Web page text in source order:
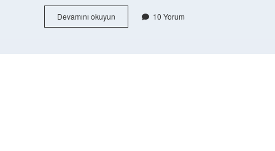
Devamını okuyunKaynamayan
Kırık
10 Yorum